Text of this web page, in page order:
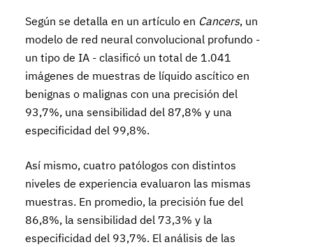
Según se detalla en un artículo en Cancers, un
modelo de red neural convolucional profundo -
un tipo de IA - clasificó un total de 1.041
imágenes de muestras de líquido ascítico en
benignas o malignas con una precisión del
93,7%, una sensibilidad del 87,8% y una
especificidad del 99,8%.
Así mismo, cuatro patólogos con distintos
niveles de experiencia evaluaron las mismas
muestras. En promedio, la precisión fue del
86,8%, la sensibilidad del 73,3% y la
especificidad del 93,7%. El análisis de las